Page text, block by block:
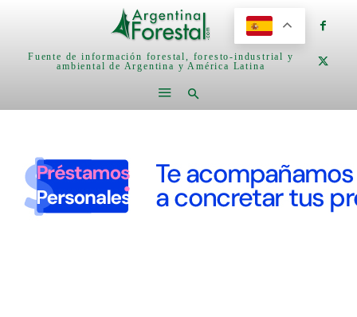
Fuente de información forestal, foresto-industrial y
ambiental de Argentina y América Latina